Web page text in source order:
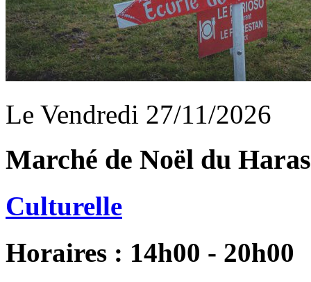
Le Vendredi 27/11/2026
Marché de Noël du
Culturelle
Horaires : 14h00 - 20h00